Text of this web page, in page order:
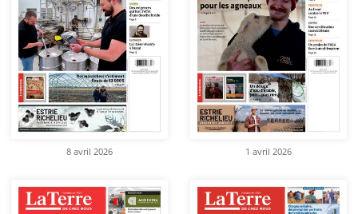
8 avril 2026 1 avril 2026